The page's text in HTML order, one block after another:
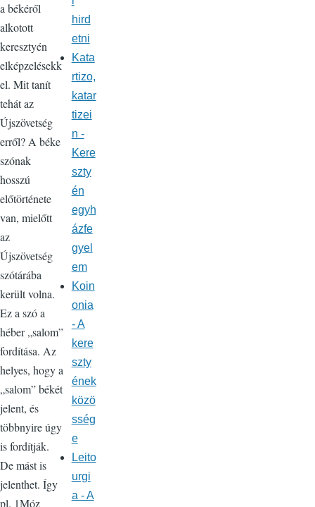
a békéről
alkotott
keresztyén
elképzelésekk
el. Mit tanít
tehát az
Újszövetség
erről? A béke
szónak
hosszú
előtörténete
van, mielőtt
az
Újszövetség
szótárába
került volna.
Ez a szó a
héber „salom”
fordítása. Az
helyes, hogy a
„salom” békét
jelent, és
többnyire úgy
is fordítják.
De mást is
jelenthet. Így
pl. 1Móz
hird
etni
Kata
rtizo,
katar
tizei
n -
Kere
szty
én
egyh
ázfe
gyel
em
Koin
onia
- A
kere
szty
ének
közö
sség
e
Leito
urgi
a - A